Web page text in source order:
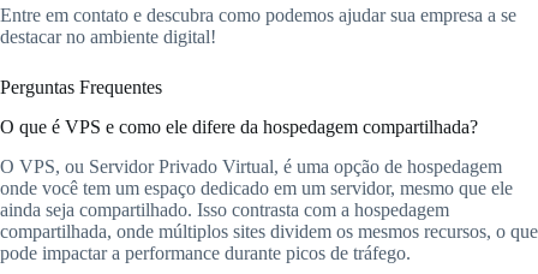
Entre em contato e descubra como podemos ajudar sua empresa a se
destacar no ambiente digital!
Perguntas Frequentes
O que é VPS e como ele difere da hospedagem compartilhada?
O VPS, ou Servidor Privado Virtual, é uma opção de hospedagem
onde você tem um espaço dedicado em um servidor, mesmo que ele
ainda seja compartilhado. Isso contrasta com a hospedagem
compartilhada, onde múltiplos sites dividem os mesmos recursos, o que
pode impactar a performance durante picos de tráfego.